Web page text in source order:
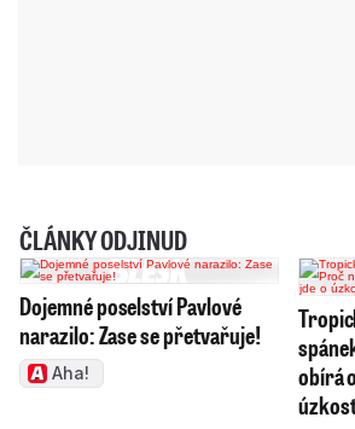
ČLÁNKY ODJINUD
Dojemné poselství Pavlové
narazilo: Zase se přetvařuje!
Aha!
obírá